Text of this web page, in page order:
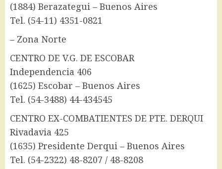
(1884) Berazategui – Buenos Aires
Tel. (54-11) 4351-0821
– Zona Norte
CENTRO DE V.G. DE ESCOBAR
Independencia 406
(1625) Escobar – Buenos Aires
Tel. (54-3488) 44-434545
CENTRO EX-COMBATIENTES DE PTE. DERQUI
Rivadavia 425
(1635) Presidente Derqui – Buenos Aires
Tel. (54-2322) 48-8207 / 48-8208